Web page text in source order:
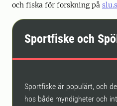
och fiska för forskning på
Sportfiske och
Sportfiske är populärt, och
hos både myndigheter och